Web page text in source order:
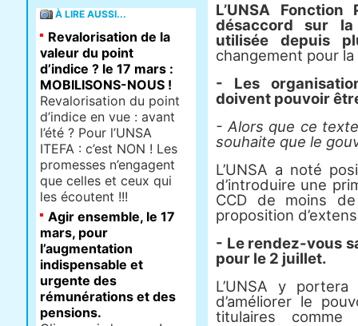
L’UNSA
désaccord sur
utilisée depuis
changement pour
- Les
doivent pouvoir
- Alors que ce
souhaite que le
L’UNSA a noté
d’introduire une
CCD de moins
proposition
- Le rendez-vous
pour le 2 juillet.
L’UNSA y
d’améliorer le
titulaires comme
À LIRE AUSSI...
Revalorisation de la
valeur du point
d’indice ? le 17 mars :
MOBILISONS-NOUS !
Revalorisation du point
d’indice en vue : avant
l’été ? Pour l’UNSA
ITEFA : c’est NON ! Les
promesses n’engagent
que celles et ceux qui
les écoutent !!!
Agir ensemble, le 17
mars, pour
l’augmentation
indispensable et
urgente des
rémunérations et des
pensions.